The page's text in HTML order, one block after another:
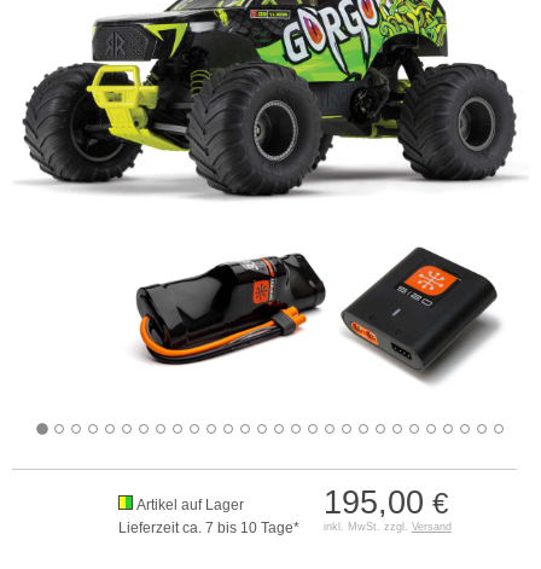
195,00 €
inkl. MwSt. zzgl. Versand
Artikel auf Lager
Lieferzeit ca. 7 bis 10 Tage*